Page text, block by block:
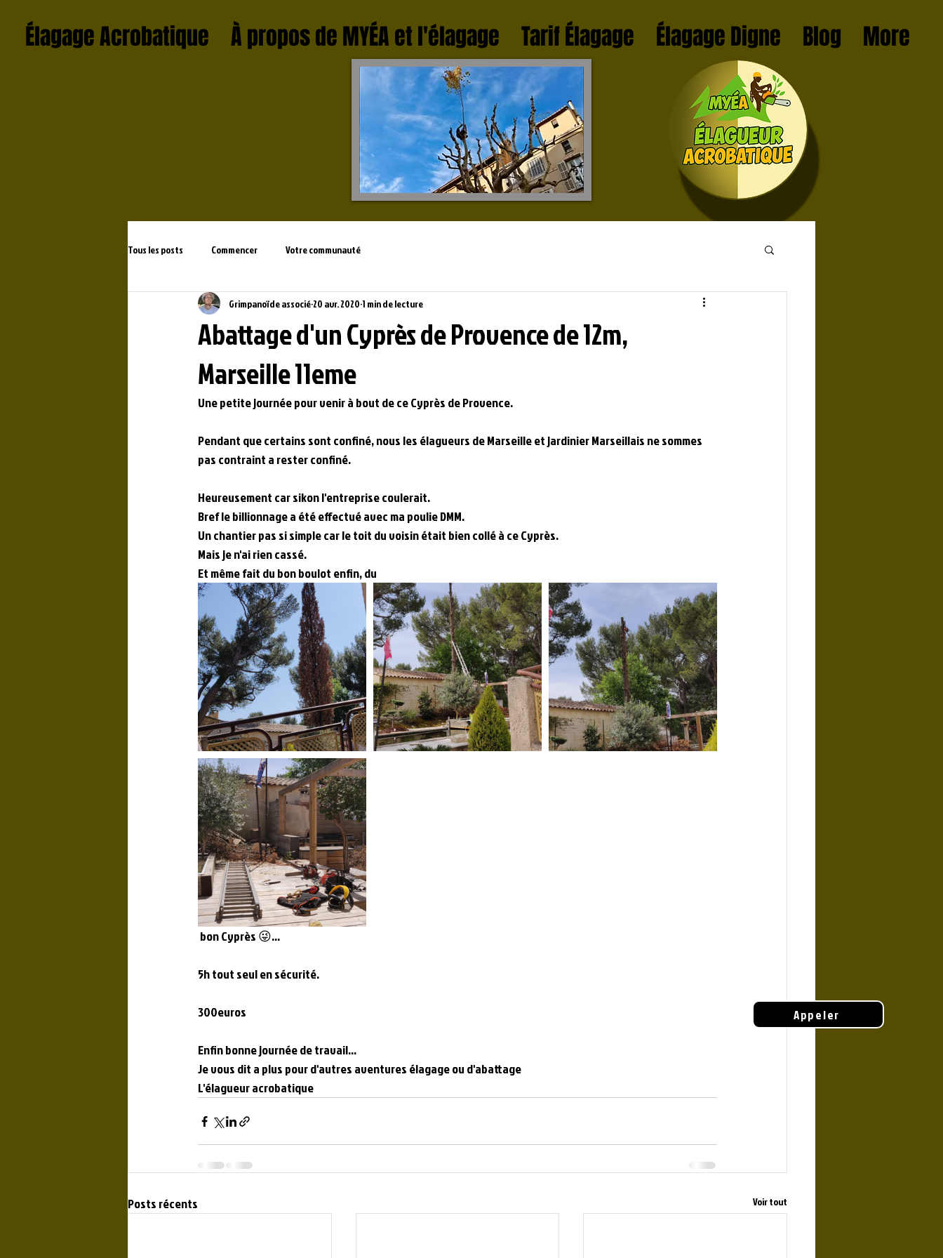
Élagage Acrobatique À propos de MYÉA et l'élagage Tarif Élagage Élagage Digne Blog More
Appeler
Tous les posts Commencer Votre communauté
Abattage d'un Cyprès de Provence de 12m,
Marseille 11eme
Grimpanoïde associé 20 avr. 2020 1 min de lecture
Une petite journée pour venir à bout de ce Cyprès de Provence.
Pendant que certains sont confiné, nous les élagueurs de Marseille et jardinier Marseillais ne sommes
pas contraint a rester confiné.
Heureusement car sikon l'entreprise coulerait.
Bref le billionnage a été effectué avec ma poulie DMM.
Un chantier pas si simple car le toit du voisin était bien collé à ce Cyprès.
Mais je n'ai rien cassé.
Et même fait du bon boulot enfin, du
bon Cyprès 😜...
5h tout seul en sécurité.
300euros
Enfin bonne journée de travail...
Je vous dit a plus pour d'autres aventures élagage ou d'abattage
L'élagueur acrobatique
Posts récents Voir tout